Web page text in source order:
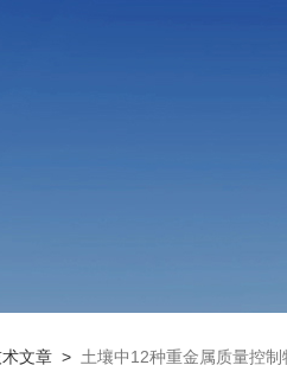
文章 > 土壤中12种重金属质量控